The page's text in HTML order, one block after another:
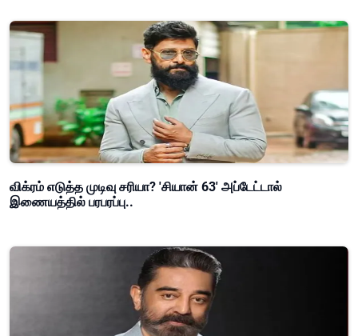
விக்ரம் எடுத்த முடிவு சரியா? 'சியான் 63' அப்டேட்டால்
இணையத்தில் பரபரப்பு..